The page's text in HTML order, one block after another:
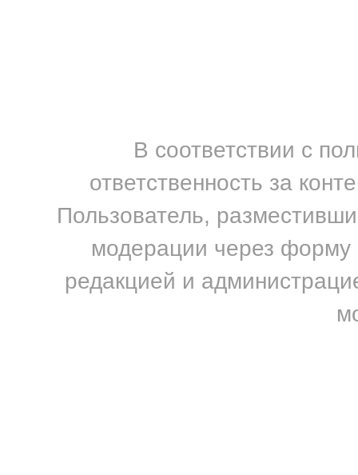
В соответствии с
ответственность за
Пользователь,
модерации через форму
редакцией и